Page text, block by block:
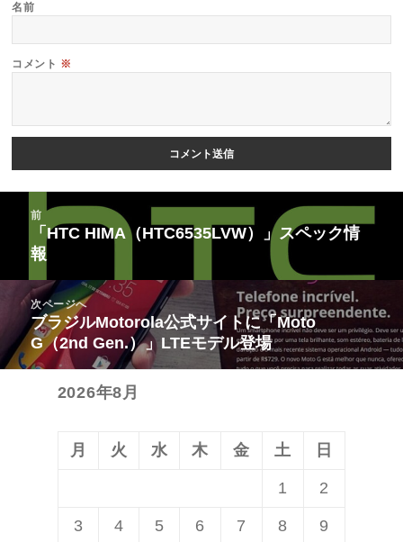
名前
コメント ※
ビ
ー
シ
前
前
の
投
稿:
「HTC HIMA（HTC6535LVW）」スペック情
報
次ページへ
次
の
投
ブラジルMotorola公式サイトに「Moto
G（2nd Gen.）」LTEモデル登場
2026年8月
月 火 水 木 金 土 日
1 2
3 4 5 6 7 8 9